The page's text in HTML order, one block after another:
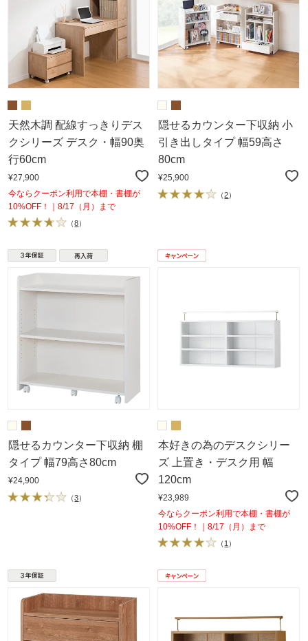
天然木調 配線すっきりデス
クシリーズ デスク・幅90奥
行60cm
¥27,900
今ならクーポン利用で本棚・書棚が
10%OFF！｜8/17（月）まで
（8）
隠せるカウンター下収納 小
引き出しタイプ 幅59高さ
80cm
¥25,900
（2）
隠せるカウンター下収納 棚
タイプ 幅79高さ80cm
¥24,900
（3）
本好きの為のデスクシリー
ズ 上置き・デスク用 幅
120cm
¥23,989
今ならクーポン利用で本棚・書棚が
10%OFF！｜8/17（月）まで
（ 1 ）